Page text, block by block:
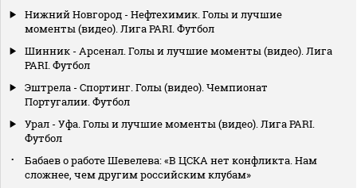
Нижний Новгород - Нефтехимик. Голы и лучшие
моменты (видео). Лига PARI. Футбол
Шинник - Арсенал. Голы и лучшие моменты (видео). Лига
PARI. Футбол
Эштрела - Спортинг. Голы (видео). Чемпионат
Португалии. Футбол
Урал - Уфа. Голы и лучшие моменты (видео). Лига PARI.
Футбол
Бабаев о работе Шевелева: «В ЦСКА нет конфликта. Нам
сложнее, чем другим российским клубам»